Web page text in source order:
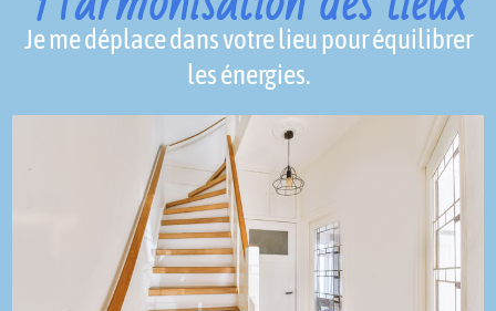
Je me déplace dans votre lieu pour équilibrer
les énergies.